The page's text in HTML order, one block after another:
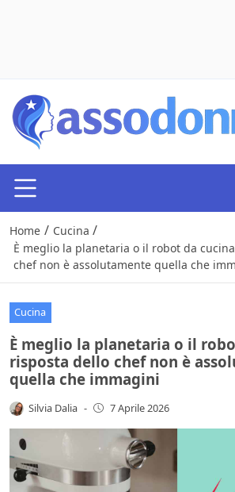
Home / Cucina /
È meglio la planetaria o il robot da
chef non è assolutamente quella che
Cucina
È meglio la planetaria o il
risposta dello chef non è
quella che immagini
Silvia Dalia - 7 Aprile 2026